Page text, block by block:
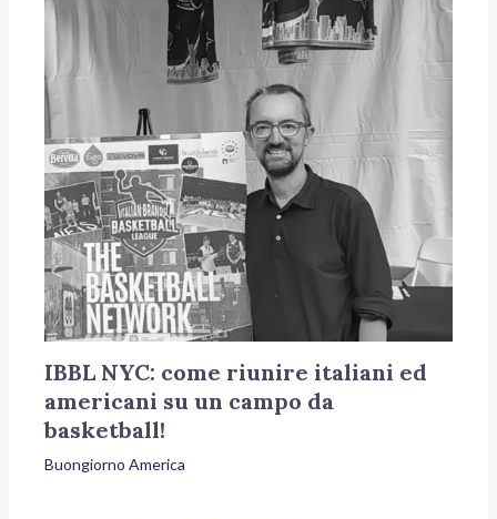
IBBL NYC: come riunire italiani ed
americani su un campo da
basketball!
Buongiorno America